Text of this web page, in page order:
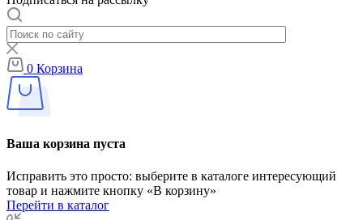
0 Корзина
Ваша корзина пуста
Исправить это просто: выберите в каталоге интересующий
товар и нажмите кнопку «В корзину»
Перейти в каталог